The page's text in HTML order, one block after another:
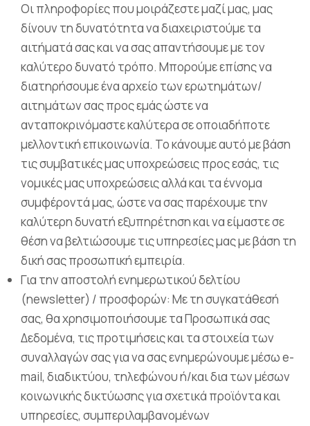
Οι πληροφορίες που μοιράζεστε μαζί μας, μας
δίνουν τη δυνατότητα να διαχειριστούμε τα
αιτήματά σας και να σας απαντήσουμε με τον
καλύτερο δυνατό τρόπο. Μπορούμε επίσης να
διατηρήσουμε ένα αρχείο των ερωτημάτων/
αιτημάτων σας προς εμάς ώστε να
ανταποκρινόμαστε καλύτερα σε οποιαδήποτε
μελλοντική επικοινωνία. Το κάνουμε αυτό με βάση
τις συμβατικές μας υποχρεώσεις προς εσάς, τις
νομικές μας υποχρεώσεις αλλά και τα έννομα
συμφέροντά μας, ώστε να σας παρέχουμε την
καλύτερη δυνατή εξυπηρέτηση και να είμαστε σε
θέση να βελτιώσουμε τις υπηρεσίες μας με βάση τη
δική σας προσωπική εμπειρία.
Για την αποστολή ενημερωτικού δελτίου
(newsletter) / προσφορών: Με τη συγκατάθεσή
σας, θα χρησιμοποιήσουμε τα Προσωπικά σας
Δεδομένα, τις προτιμήσεις και τα στοιχεία των
συναλλαγών σας για να σας ενημερώνουμε μέσω e-
mail, διαδικτύου, τηλεφώνου ή/και δια των μέσων
κοινωνικής δικτύωσης για σχετικά προϊόντα και
υπηρεσίες, συμπεριλαμβανομένων